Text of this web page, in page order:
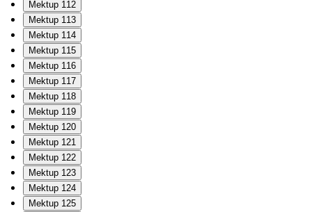
Mektup 112
Mektup 113
Mektup 114
Mektup 115
Mektup 116
Mektup 117
Mektup 118
Mektup 119
Mektup 120
Mektup 121
Mektup 122
Mektup 123
Mektup 124
Mektup 125